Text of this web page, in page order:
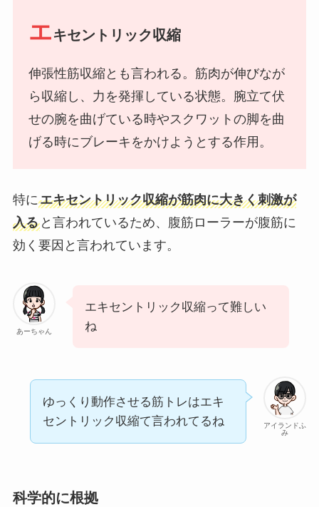
エキセントリック収縮
伸張性筋収縮とも言われる。筋肉が伸びなが
ら収縮し、力を発揮している状態。腕立て伏
せの腕を曲げている時やスクワットの脚を曲
げる時にブレーキをかけようとする作用。
特にエキセントリック収縮が筋肉に大きく刺激が
入ると言われているため、腹筋ローラーが腹筋に
効く要因と言われています。
あーちゃん
エキセントリック収縮って難しい
ね
アイランドふ
み
ゆっくり動作させる筋トレはエキ
セントリック収縮て言われてるね
科学的に根拠